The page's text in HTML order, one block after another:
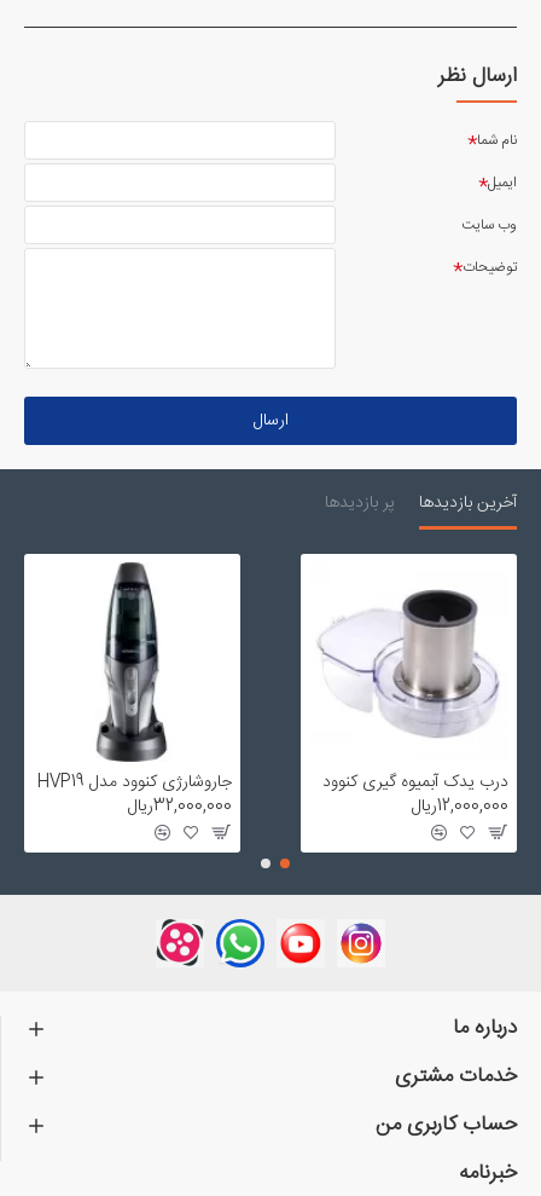
ارسال نظر
نام شما
ایمیل
وب سایت
توضیحات
ارسال
آخرین بازدیدها پر بازدیدها
درب یدک آبمیوه گیری کنوود
12,000,000ریال
جاروشارژی کنوود مدل HVP19
32,000,000ریال
درباره ما
خدمات مشتری
حساب کاربری من
خبرنامه